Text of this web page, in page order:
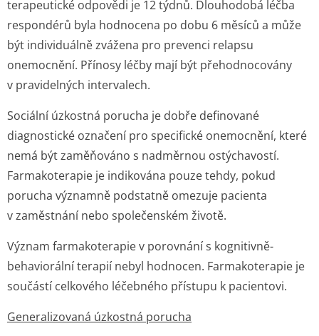
terapeutické odpovědi je 12 týdnů. Dlouhodobá léčba
respondérů byla hodnocena po dobu 6 měsíců a může
být individuálně zvážena pro prevenci relapsu
onemocnění. Přínosy léčby mají být přehodnocovány
v pravidelných intervalech.
Sociální úzkostná porucha je dobře definované
diagnostické označení pro specifické onemocnění, které
nemá být zaměňováno s nadměrnou ostýchavostí.
Farmakoterapie je indikována pouze tehdy, pokud
porucha významně podstatně omezuje pacienta
v zaměstnání nebo společenském životě.
Význam farmakoterapie v porovnání s kognitivně-
behaviorální terapií nebyl hodnocen. Farmakoterapie je
součástí celkového léčebného přístupu k pacientovi.
Generalizovaná úzkostná porucha